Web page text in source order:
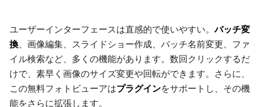
ユーザーインターフェースは直感的で使いやすい。バッチ変
換 、画像編集、スライドショー作成、バッチ名前変更、ファ
イル検索など、多くの機能があります。数回クリックするだ
けで、素早く画像のサイズ変更や回転ができます。さらに、
この無料フォトビューアはプラグインをサポートし、その機
能をさらに拡張します。